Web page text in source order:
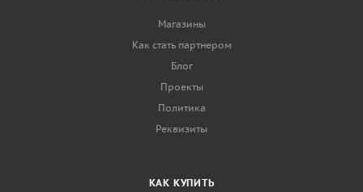
Магазины
Как стать партнером
Блог
Проекты
Политика
Реквизиты
КАК КУПИТЬ